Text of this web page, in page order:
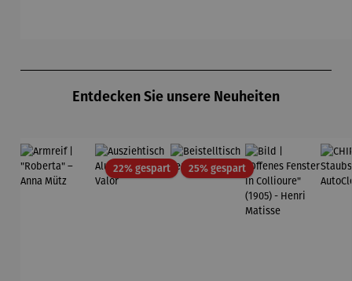
Entdecken Sie unsere Neuheiten
22% gespartRabatt25% gespartRabatt